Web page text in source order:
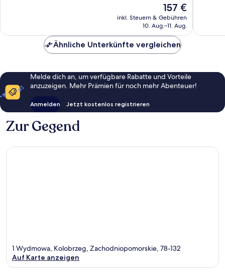
Der
Preis
beträgt
157 €
inkl. Steuern & Gebühren
10. Aug.–11. Aug.
Ähnliche Unterkünfte vergleichen
Melde dich an, um verfügbare Rabatte und Vorteile
anzuzeigen. Mehr Prämien für noch mehr Abenteuer!
Anmelden Jetzt kostenlos registrieren
Zur Gegend
1 Wydmowa, Kolobrzeg, Zachodniopomorskie, 78-132
Auf Karte anzeigen